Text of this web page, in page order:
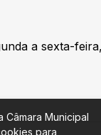
a sexta-
Câmara Municipal
para